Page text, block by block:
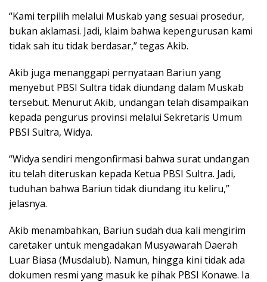
“Kami terpilih melalui Muskab yang sesuai prosedur,
bukan aklamasi. Jadi, klaim bahwa kepengurusan kami
tidak sah itu tidak berdasar,” tegas Akib.
Akib juga menanggapi pernyataan Bariun yang
menyebut PBSI Sultra tidak diundang dalam Muskab
tersebut. Menurut Akib, undangan telah disampaikan
kepada pengurus provinsi melalui Sekretaris Umum
PBSI Sultra, Widya.
“Widya sendiri mengonfirmasi bahwa surat undangan
itu telah diteruskan kepada Ketua PBSI Sultra. Jadi,
tuduhan bahwa Bariun tidak diundang itu keliru,”
jelasnya.
Akib menambahkan, Bariun sudah dua kali mengirim
caretaker untuk mengadakan Musyawarah Daerah
Luar Biasa (Musdalub). Namun, hingga kini tidak ada
dokumen resmi yang masuk ke pihak PBSI Konawe. Ia